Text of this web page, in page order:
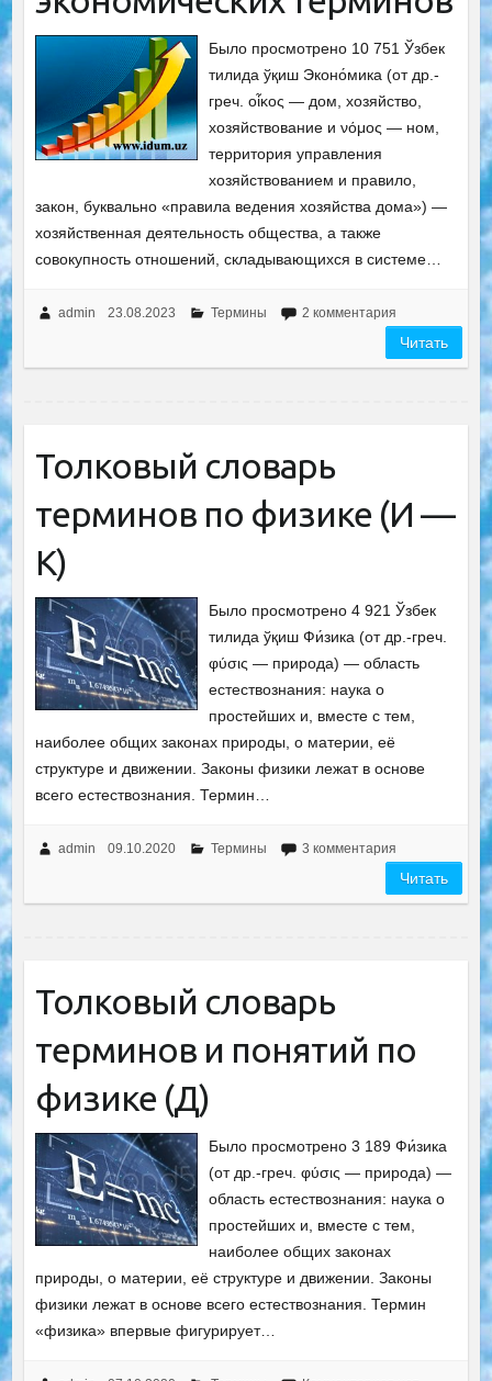
Было просмотрено 10 751 Ўзбек
тилида ўқиш Эконо́мика (от др.-
греч. οἶκος — дом, хозяйство,
хозяйствование и νόμος — ном,
территория управления
хозяйствованием и правило,
закон, буквально «правила ведения хозяйства дома») —
хозяйственная деятельность общества, а также
совокупность отношений, складывающихся в системе…
admin 23.08.2023 Термины 2 комментария
Читать
Толковый словарь
терминов по физике (И —
К)
Было просмотрено 4 921 Ўзбек
тилида ўқиш Фи́зика (от др.-греч.
φύσις — природа) — область
естествознания: наука о
простейших и, вместе с тем,
наиболее общих законах природы, о материи, её
структуре и движении. Законы физики лежат в основе
всего естествознания. Термин…
admin 09.10.2020 Термины 3 комментария
Читать
Толковый словарь
терминов и понятий по
физике (Д)
Было просмотрено 3 189 Фи́зика
(от др.-греч. φύσις — природа) —
область естествознания: наука о
простейших и, вместе с тем,
наиболее общих законах
природы, о материи, её структуре и движении. Законы
физики лежат в основе всего естествознания. Термин
«физика» впервые фигурирует…